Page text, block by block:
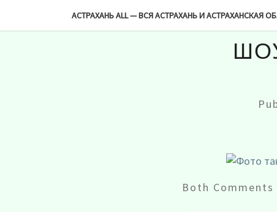
АСТРАХАНЬ ALL — ВСЯ АСТРАХАНЬ И АСТРАХАНСКАЯ
Both